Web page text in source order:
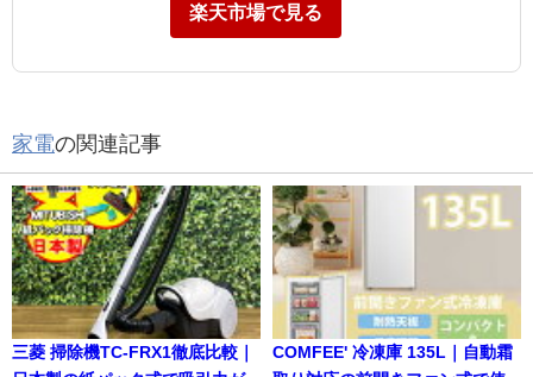
楽天市場で見る
家電の関連記事
三菱 掃除機TC-FRX1徹底比較｜
COMFEE' 冷凍庫 135L｜自動霜